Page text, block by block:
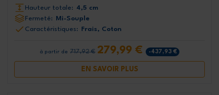
Hauteur totale: 4,5 cm
Fermeté:
Mi-Souple
Caractéristiques:
Frais, Coton
à partir de 717,92 € 279,99 € -437,93 €
EN SAVOIR PLUS